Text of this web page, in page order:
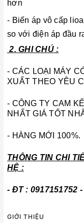
hơn
- Biến áp vô cấp
so với điện áp đầu
2. GHI CHÚ :
- CÁC LOẠI MÁY
XUẤT THEO YÊU
- CÔNG TY CAM
NHẤT GIÁ TỐT
- HÀNG MỚI 100%.
THÔNG TIN CHI
HỆ :
- ĐT : 0917151752
GIỚI THIỆU